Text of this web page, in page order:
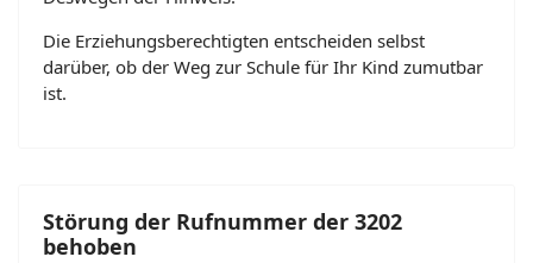
Die Erziehungsberechtigten entscheiden selbst
darüber, ob der Weg zur Schule für Ihr Kind zumutbar
ist.
Störung der Rufnummer der 3202
behoben